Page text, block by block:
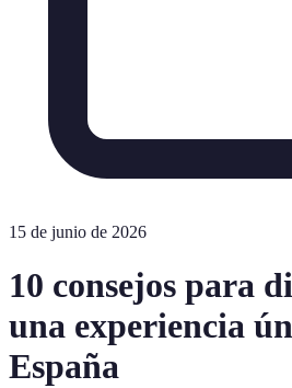
15 de junio de 2026
10 consejos para
una experiencia
España